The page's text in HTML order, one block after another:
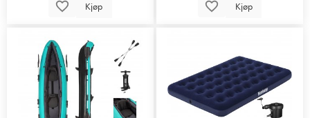
Kjøp Kjøp